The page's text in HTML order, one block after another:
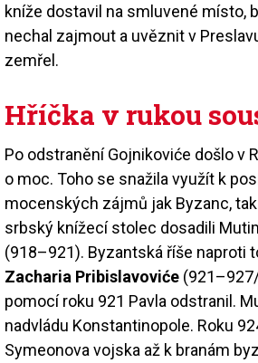
kníže dostavil na smluvené místo,
nechal zajmout a uvěznit v
zemřel.
Hříčka v rukou
Po odstranění Gojnikoviće došlo v
o moc. Toho se snažila využít k
mocenských zájmů jak Byzanc, tak
srbský knížecí stolec dosadili
(918–921). Byzantská říše naproti
Zacharia Pribislavoviće
pomocí roku 921 Pavla odstranil.
nadvládu Konstantinopole. Roku
Symeonova vojska až k branám